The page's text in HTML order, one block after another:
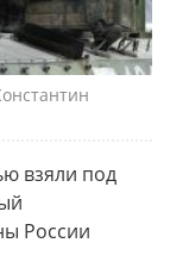
взяли под
России